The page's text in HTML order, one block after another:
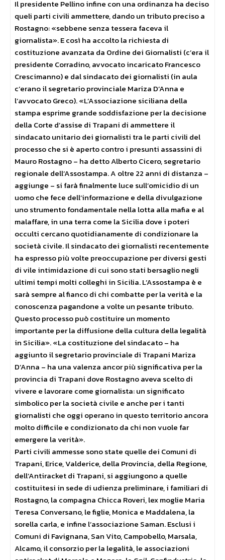
Il presidente Pellino infine con una ordinanza ha deciso
queli parti civili ammettere, dando un tributo preciso a
Rostagno: «sebbene senza tessera faceva il
giornalista». E così ha accolto la richiesta di
costituzione avanzata da Ordine dei Giornalisti (c’era il
presidente Corradino, avvocato incaricato Francesco
Crescimanno) e dal sindacato dei giornalisti (in aula
c’erano il segretario provinciale Mariza D’Anna e
l’avvocato Greco). «L’Associazione siciliana della
stampa esprime grande soddisfazione per la decisione
della Corte d’assise di Trapani di ammettere il
sindacato unitario dei giornalisti tra le parti civili del
processo che si è aperto contro i presunti assassini di
Mauro Rostagno – ha detto Alberto Cicero, segretario
regionale dell’Assostampa. A oltre 22 anni di distanza –
aggiunge – si farà finalmente luce sull’omicidio di un
uomo che fece dell’informazione e della divulgazione
uno strumento fondamentale nella lotta alla mafia e al
malaffare, in una terra come la Sicilia dove i poteri
occulti cercano quotidianamente di condizionare la
società civile. Il sindacato dei giornalisti recentemente
ha espresso più volte preoccupazione per diversi gesti
di vile intimidazione di cui sono stati bersaglio negli
ultimi tempi molti colleghi in Sicilia. L’Assostampa è e
sarà sempre al fianco di chi combatte per la verità e la
conoscenza pagandone a volte un pesante tributo.
Questo processo può costituire un momento
importante per la diffusione della cultura della legalità
in Sicilia». «La costituzione del sindacato – ha
aggiunto il segretario provinciale di Trapani Mariza
D’Anna – ha una valenza ancor più significativa per la
provincia di Trapani dove Rostagno aveva scelto di
vivere e lavorare come giornalista: un significato
simbolico per la società civile e anche per i tanti
giornalisti che oggi operano in questo territorio ancora
molto difficile e condizionato da chi non vuole far
emergere la verità».
Parti civili ammesse sono state quelle dei Comuni di
Trapani, Erice, Valderice, della Provincia, della Regione,
dell’Antiracket di Trapani, si aggiungono a quelle
costituitesi in sede di udienza preliminare, i familiari di
Rostagno, la compagna Chicca Roveri, lex moglie Maria
Teresa Conversano, le figlie, Monica e Maddalena, la
sorella carla, e infine l’associazione Saman. Esclusi i
Comuni di Favignana, San Vito, Campobello, Marsala,
Alcamo, il consorzio per la legalità, le associazioni